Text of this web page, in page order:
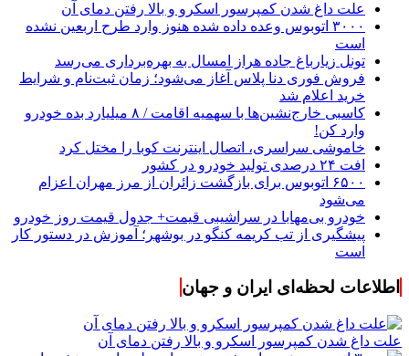
علت داغ شدن کمپرسور اسکرو و بالا رفتن دمای آن
۳۰۰۰ اتوبوس وعده داده شده هنوز وارد طرح اربعین نشده
است
تونل زیارباغ جاده هراز امسال به بهره‌برداری می‌رسد
فروش فوری دنا پلاس آغاز می‌شود؛ زمان ثبت‌نام و شرایط
خرید اعلام شد
کاسبی خارج‌نشین‌ها با سهمیه اقامت / ۸ میلیارد بده خودرو
وارد کن!
خاموشی سراسری، اتصال اینترنت کوبا را مختل کرد
افت ۲۴ درصدی تولید خودرو در کشور
۶۵۰۰ اتوبوس برای بازگشت زائران از مرز مهران اعزام
می‌شود
خودرو بی‌مهابا در سراشیبی قیمت+ جدول قیمت روز خودرو
پیشگیری از تب کریمه کنگو در بوشهر؛ آموزش در دستور کار
است
اطلاعات لحظه‌ای ایران و جهان
علت داغ شدن کمپرسور اسکرو و بالا رفتن دمای آن